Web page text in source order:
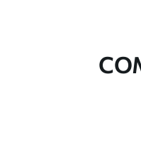
Estúdio de design Uwalls